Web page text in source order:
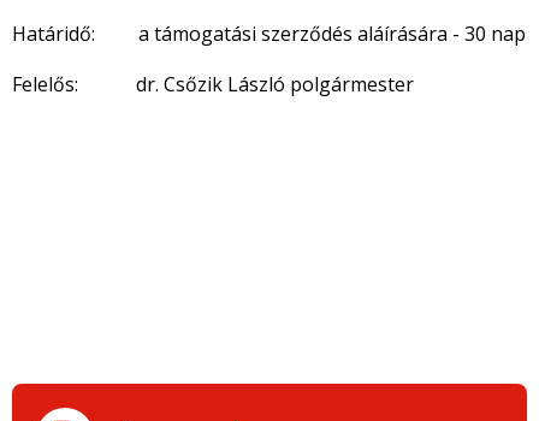
Határidő: a támogatási szerződés aláírására - 30 nap
Felelős: dr. Csőzik László polgármester